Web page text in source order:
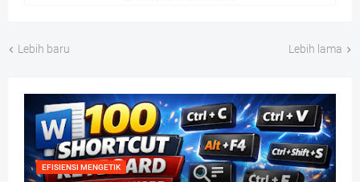
Lebih baru Lebih lama
EFISIENSI MENGETIK